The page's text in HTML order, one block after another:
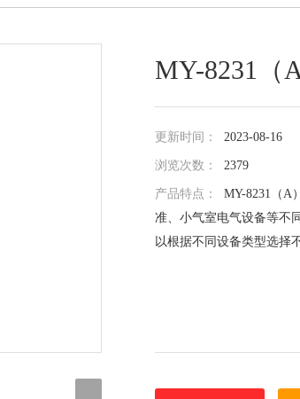
MY-8231（
更新时间： 2023-08-16
浏览次数： 2379
产品特点： MY-8231（A
准、小气室电气设备等不
以根据不同设备类型选择